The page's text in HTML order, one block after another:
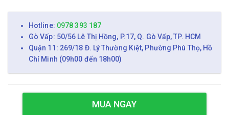
Hotline: 0978 393 187
Gò Vấp: 50/56 Lê Thị Hồng, P.17, Q. Gò Vấp, TP. HCM
Quận 11: 269/18 Đ. Lý Thường Kiệt, Phường Phú Thọ, Hồ
Chí Minh (09h00 đến 18h00)
MUA NGAY